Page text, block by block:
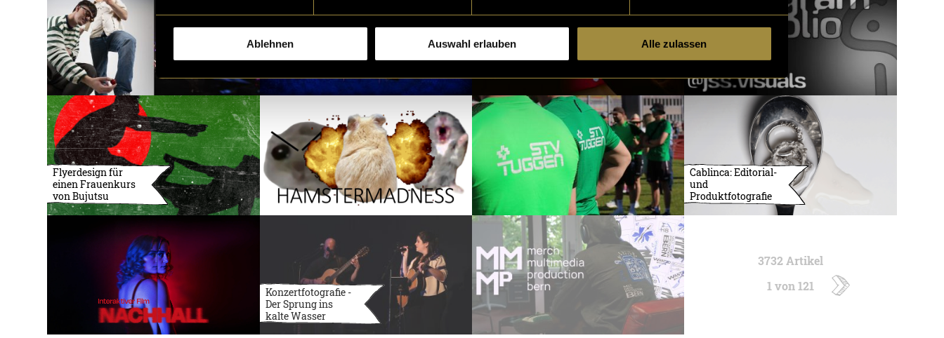
Ablehnen Auswahl erlauben Alle zulassen
Flyerdesign für
einen Frauenkurs
von Bujutsu
Cablinca: Editorial-
und
Produktfotografie
Konzertfotografie -
Der Sprung ins
kalte Wasser
3732 Artikel
1 von 121